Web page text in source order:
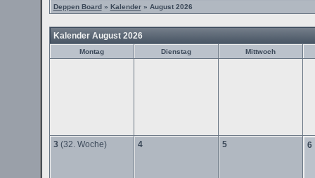
Deppen Board» Kalender» August 2026
Kalender August 2026
Montag Dienstag Mittwoch
3 (32. Woche) 4 5 6